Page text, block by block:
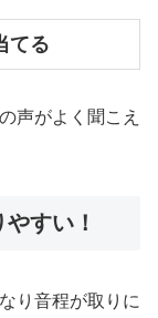
てる
声がよく聞こえ
すい！
り音程が取りに